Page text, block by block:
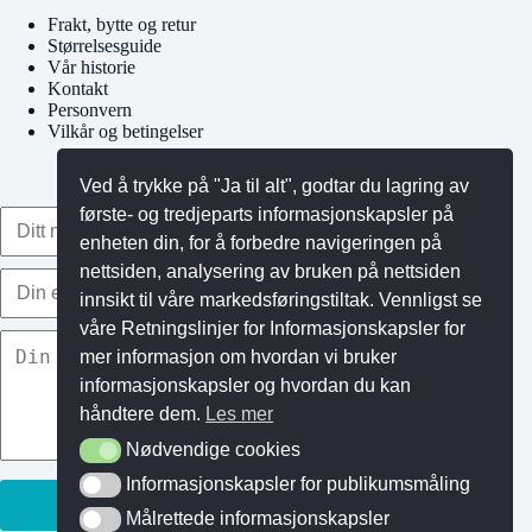
Frakt, bytte og retur
Størrelsesguide
Vår historie
Kontakt
Personvern
Vilkår og betingelser
Ved å trykke på "Ja til alt", godtar du lagring av
første- og tredjeparts informasjonskapsler på
enheten din, for å forbedre navigeringen på
nettsiden, analysering av bruken på nettsiden
innsikt til våre markedsføringstiltak. Vennligst se
våre Retningslinjer for Informasjonskapsler for
mer informasjon om hvordan vi bruker
informasjonskapsler og hvordan du kan
håndtere dem. Les mer
Nødvendige cookies
Nødvendige cookies
Informasjonskapsler for publikumsmåling
Informasjonskapsler for publikumsmåling
Målrettede informasjonskapsler
Målrettede informasjonskapsler